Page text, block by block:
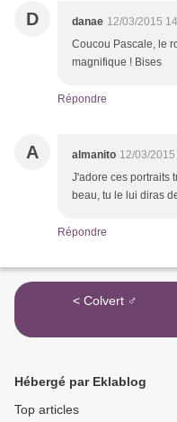
D danae 12/03/2015
Coucou Pascale, le
magnifique ! Bises
Répondre
A almanito 12/03/
J'adore ces portraits
beau, tu le lui diras
Répondre
< Colvert ♂
Hébergé par Eklablog
Top articles